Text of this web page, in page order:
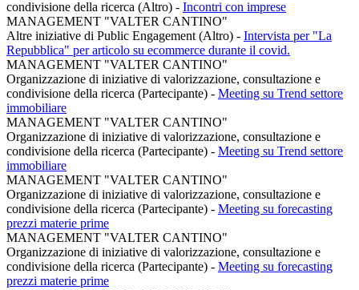
condivisione della ricerca (Altro) - Incontri con imprese
MANAGEMENT "VALTER CANTINO"
Altre iniziative di Public Engagement (Altro) - Intervista per "La
Repubblica" per articolo su ecommerce durante il covid.
MANAGEMENT "VALTER CANTINO"
Organizzazione di iniziative di valorizzazione, consultazione e
condivisione della ricerca (Partecipante) - Meeting su Trend settore
immobiliare
MANAGEMENT "VALTER CANTINO"
Organizzazione di iniziative di valorizzazione, consultazione e
condivisione della ricerca (Partecipante) - Meeting su Trend settore
immobiliare
MANAGEMENT "VALTER CANTINO"
Organizzazione di iniziative di valorizzazione, consultazione e
condivisione della ricerca (Partecipante) - Meeting su forecasting
prezzi materie prime
MANAGEMENT "VALTER CANTINO"
Organizzazione di iniziative di valorizzazione, consultazione e
condivisione della ricerca (Partecipante) - Meeting su forecasting
prezzi materie prime